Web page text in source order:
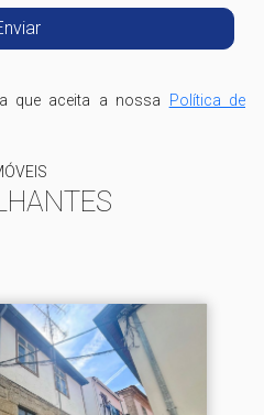
que aceita a nossa Política de